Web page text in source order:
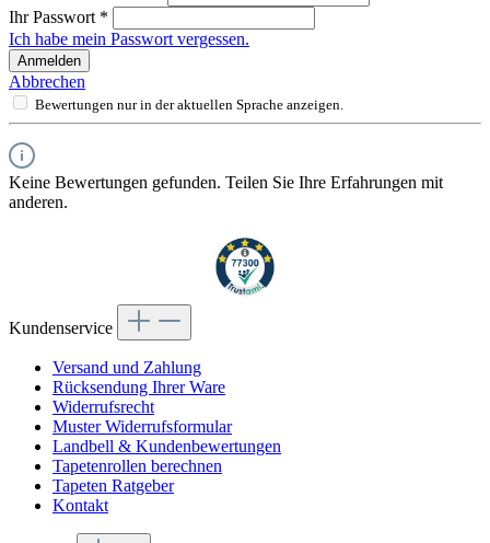
Ihr Passwort *
Ich habe mein Passwort vergessen.
Anmelden
Abbrechen
Bewertungen nur in der aktuellen Sprache anzeigen.
Keine Bewertungen gefunden. Teilen Sie Ihre Erfahrungen mit
anderen.
Kundenservice
Versand und Zahlung
Rücksendung Ihrer Ware
Widerrufsrecht
Muster Widerrufsformular
Landbell & Kundenbewertungen
Tapetenrollen berechnen
Tapeten Ratgeber
Kontakt